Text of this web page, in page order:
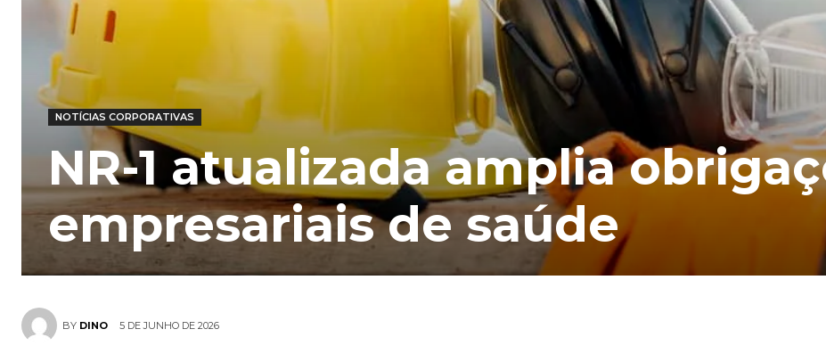
NOTÍCIAS CORPORATIVAS
NR-1 atualizada amplia
empresariais de saúde
BY DINO 5 DE JUNHO DE 2026